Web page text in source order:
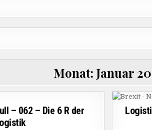
Monat:Januar
– 062 – Die 6 R der